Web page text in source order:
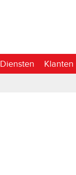
Diensten Klanten